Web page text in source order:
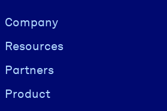
Visually hidden Text
Company
Resources
Partners
Product